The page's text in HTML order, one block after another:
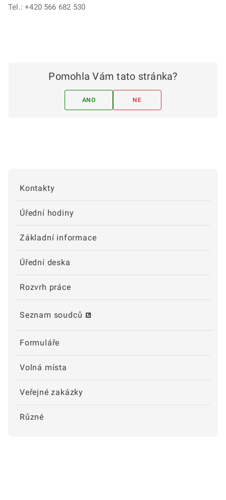
Kontakty
Úřední hodiny
Základní informace
Úřední deska
Rozvrh práce
Seznam soudců
Formuláře
Volná místa
Veřejné zakázky
Různé
Tel.: +420 566 682 530
Pomohla Vám tato stránka?
ANO NE